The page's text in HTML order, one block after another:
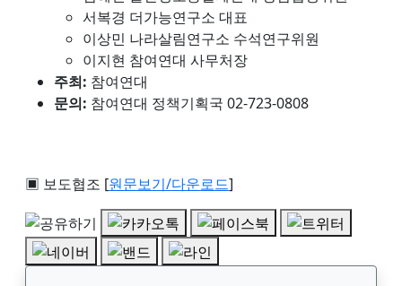
서복경 더가능연구소 대표
이상민 나라살림연구소 수석연구위원
이지현 참여연대 사무처장
주최: 참여연대
문의: 참여연대 정책기획국 02-723-0808
▣ 보도협조 [원문보기/다운로드]